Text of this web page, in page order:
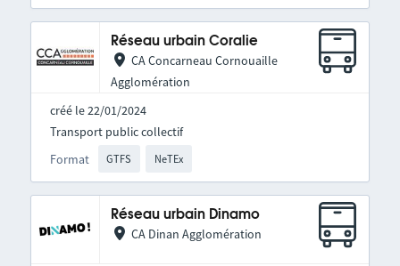
Réseau urbain Coralie
CA Concarneau Cornouaille
Agglomération
créé le 22/01/2024
Format GTFS NeTEx
Transport public collectif
Réseau urbain Dinamo
CA Dinan Agglomération